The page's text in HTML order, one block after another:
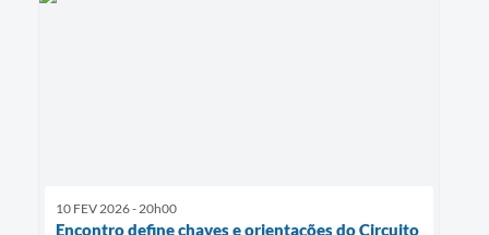
10 FEV 2026 - 20h00
Encontro define chaves e orientações do Circuito